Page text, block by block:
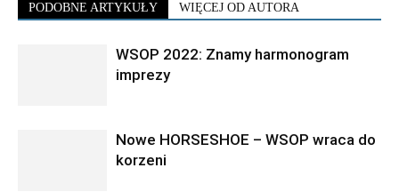
PODOBNE ARTYKUŁY WIĘCEJ OD AUTORA
WSOP 2022: Znamy harmonogram
imprezy
Nowe HORSESHOE – WSOP wraca do
korzeni